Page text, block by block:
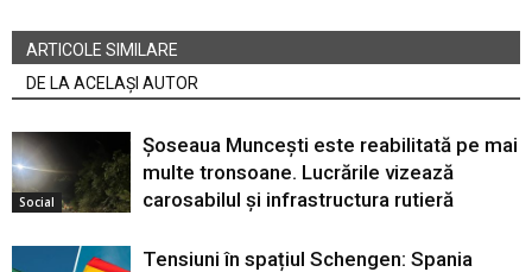
ARTICOLE SIMILARE
DE LA ACELAȘI AUTOR
Social
Șoseaua Muncești este reabilitată pe mai
multe tronsoane. Lucrările vizează
carosabilul și infrastructura rutieră
Tensiuni în spațiul Schengen: Spania